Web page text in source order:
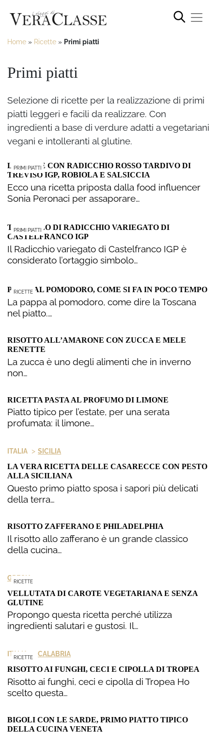
Home » Ricette » Primi piatti
Primi piatti
Selezione di ricette per la realizzazione di primi
piatti leggeri e facili da realizzare. Con
ingredienti a base di verdure adatti a vegetariani
vegani e intolleranti al glutine.
PRIMI PIATTI
LASAGNE CON RADICCHIO ROSSO TARDIVO DI
TREVISO IGP, ROBIOLA E SALSICCIA
Ecco una ricetta priposta dalla food influencer
Sonia Peronaci per assaporare…
PRIMI PIATTI
TORTELLO DI RADICCHIO VARIEGATO DI
CASTELFRANCO IGP
Il Radicchio variegato di Castelfranco IGP è
considerato l’ortaggio simbolo…
RICETTE
PAPPA AL POMODORO, COME SI FA IN POCO TEMPO
La pappa al pomodoro, come dire la Toscana
nel piatto.…
RISOTTO ALL’AMARONE CON ZUCCA E MELE
RENETTE
La zucca è uno degli alimenti che in inverno
non…
RICETTA PASTA AL PROFUMO DI LIMONE
Piatto tipico per l’estate, per una serata
profumata: il limone…
ITALIA > SICILIA
LA VERA RICETTA DELLE CASARECCE CON PESTO
ALLA SICILIANA
Questo primo piatto sposa i sapori più delicati
della terra…
RISOTTO ZAFFERANO E PHILADELPHIA
Il risotto allo zafferano è un grande classico
della cucina…
RICETTE
GRECIA
VELLUTATA DI CAROTE VEGETARIANA E SENZA
GLUTINE
Propongo questa ricetta perché utilizza
ingredienti salutari e gustosi. Il…
RICETTE
ITALIA > CALABRIA
RISOTTO AI FUNGHI, CECI E CIPOLLA DI TROPEA
Risotto ai funghi, ceci e cipolla di Tropea Ho
scelto questa…
BIGOLI CON LE SARDE, PRIMO PIATTO TIPICO
DELLA CUCINA VENETA